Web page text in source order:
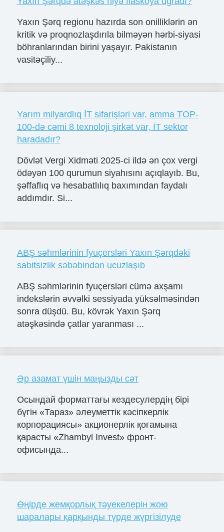
Yaxın Şərq regionu hazırda son onilliklərin ən
kritik və proqnozlaşdırıla bilməyən hərbi-siyasi
böhranlarından birini yaşayır. Pakistanın
vasitəçiliy...
Yarım milyardlıq İT sifarişləri var, amma TOP-
100-də cəmi 8 texnoloji şirkət var, İT sektor
haradadır?
Dövlət Vergi Xidməti 2025-ci ildə ən çox vergi
ödəyən 100 qurumun siyahısını açıqlayıb. Bu,
şəffaflıq və hesabatlılıq baxımından faydalı
addımdır. Si...
ABŞ səhmlərinin fyuçersləri Yaxın Şərqdəki
sabitsizlik səbəbindən ucuzlaşıb
ABŞ səhmlərinin fyuçersləri cümə axşamı
indekslərin əvvəlki sessiyada yüksəlməsindən
sonra düşdü. Bu, kövrək Yaxın Şərq
atəşkəsində çatlar yaranması ...
Әр азамат үшін маңызды сәт
Осындай форматтағы кездесулердің бірі
бүгін «Тараз» әлеуметтік кәсіпкерлік
корпорациясы» акционерлік қоғамына
қарасты «Zhambyl Invest» фронт-
офисында...
Өңірде жемқорлық тәуекелерін жою
шаралары қарқынды түрде жүргізілуде